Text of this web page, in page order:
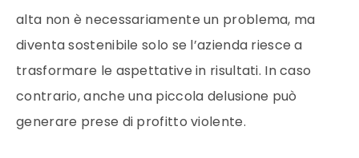
alta non è necessariamente un problema, ma
diventa sostenibile solo se l’azienda riesce a
trasformare le aspettative in risultati. In caso
contrario, anche una piccola delusione può
generare prese di profitto violente.